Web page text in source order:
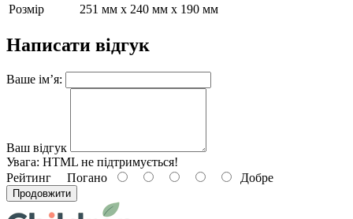
Розмір
251 мм x 240 мм x 190 мм
Написати відгук
Ваше ім’я:
Ваш відгук
Увага: HTML не підтримується!
Рейтинг Погано Добре
Продовжити